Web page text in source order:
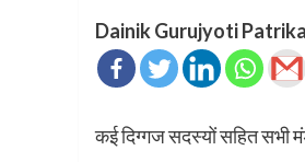
Dainik Gurujyoti Patrika
कई दिग्गज सदस्यों सहित सभी